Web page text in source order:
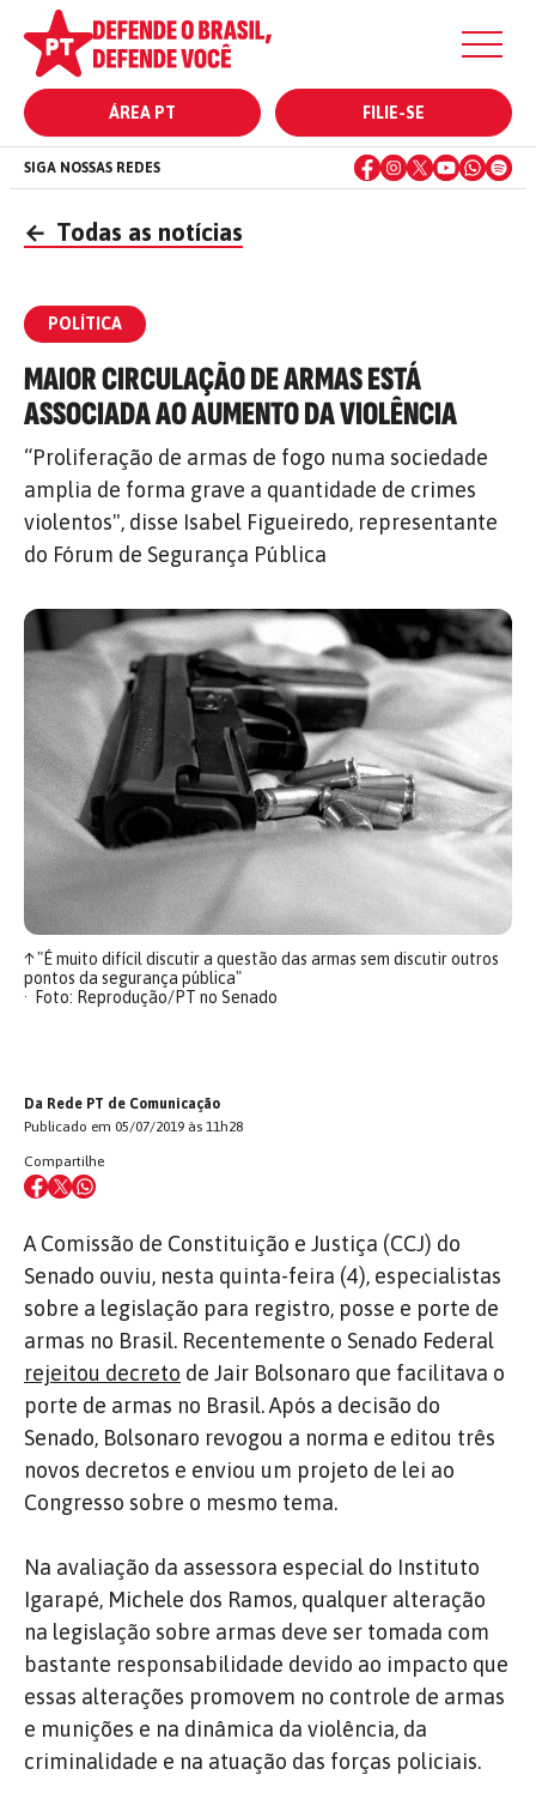
ÁREA PT FILIE-SE
SIGA NOSSAS REDES
← Todas as notícias
POLÍTICA
MAIOR CIRCULAÇÃO DE ARMAS ESTÁ
ASSOCIADA AO AUMENTO DA VIOLÊNCIA
“Proliferação de armas de fogo numa sociedade
amplia de forma grave a quantidade de crimes
violentos", disse Isabel Figueiredo, representante
do Fórum de Segurança Pública
↑"É muito difícil discutir a questão das armas sem discutir outros
pontos da segurança pública"
Foto: Reprodução/PT no Senado
Da Rede PT de Comunicação
Publicado em 05/07/2019 às 11h28
Compartilhe
A Comissão de Constituição e Justiça (CCJ) do
Senado ouviu, nesta quinta-feira (4), especialistas
sobre a legislação para registro, posse e porte de
armas no Brasil. Recentemente o Senado Federal
rejeitou decreto de Jair Bolsonaro que facilitava o
porte de armas no Brasil. Após a decisão do
Senado, Bolsonaro revogou a norma e editou três
novos decretos e enviou um projeto de lei ao
Congresso sobre o mesmo tema.
Na avaliação da assessora especial do Instituto
Igarapé, Michele dos Ramos, qualquer alteração
na legislação sobre armas deve ser tomada com
bastante responsabilidade devido ao impacto que
essas alterações promovem no controle de armas
e munições e na dinâmica da violência, da
criminalidade e na atuação das forças policiais.